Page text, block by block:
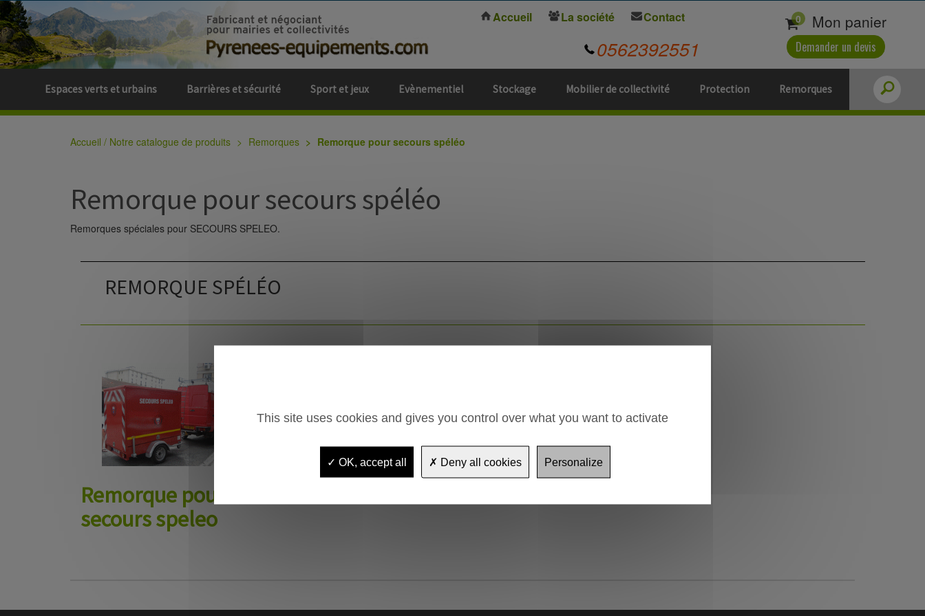
Espaces verts et urbains Barrières et sécurité Sport et jeux Evènementiel Stockage Mobilier de collectivité Protection Remorques
Accueil La société Contact
0562392551
0 Mon panier
Demander un devis
Accueil / Notre catalogue de produits Remorques Remorque pour secours spéléo
Remorque pour secours spéléo
Remorques spéciales pour SECOURS SPELEO.
REMORQUE SPÉLÉO
Remorque pour
secours speleo
This site uses cookies and gives you control over what you want to activate
OK, accept all Deny all cookies Personalize